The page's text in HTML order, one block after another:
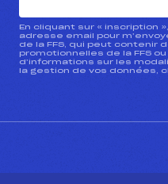
En cliquant sur « inscription
adresse email pour
de la FFS, qui peut
promotionnelles de la FFS
d’informations sur les
la gestion de vos données,